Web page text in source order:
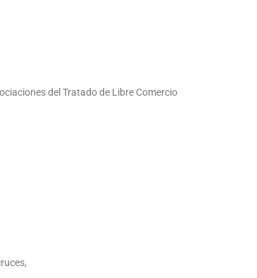
del Tratado de Libre Comercio